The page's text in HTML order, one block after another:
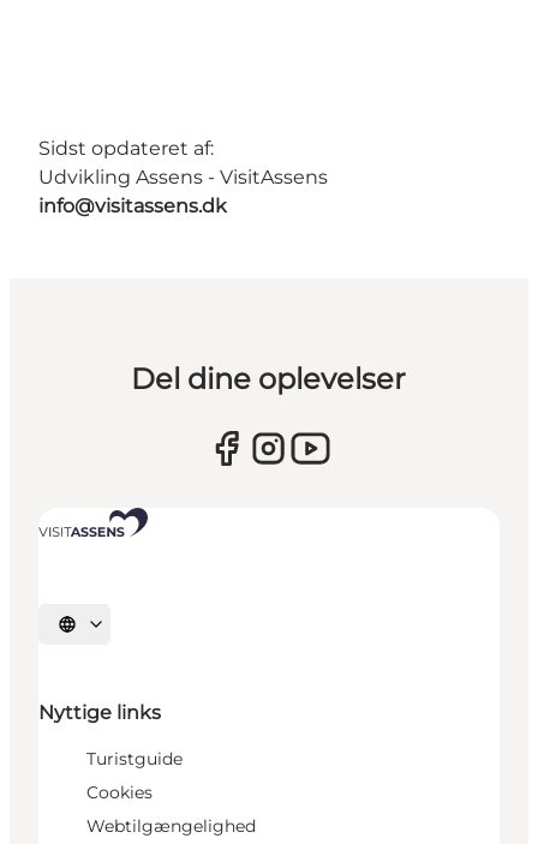
Sidst opdateret af:
Udvikling Assens - VisitAssens
info@visitassens.dk
Del dine oplevelser
Vælg sprog
Nyttige links
Turistguide
Cookies
Webtilgængelighed